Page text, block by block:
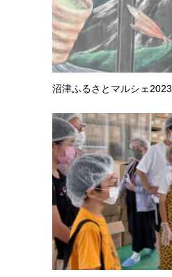
沼津ふるさとマルシェ2023